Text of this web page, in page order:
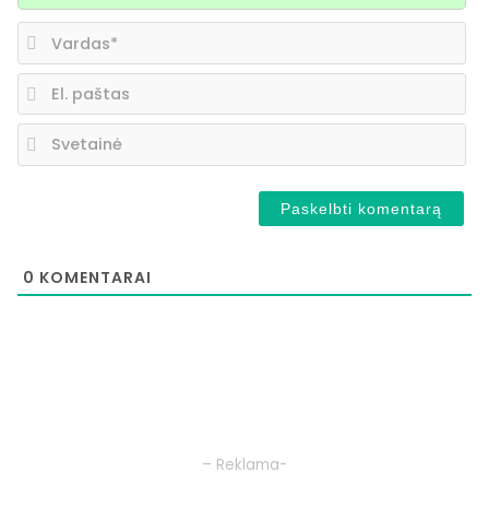
0 KOMENTARAI
– Reklama-